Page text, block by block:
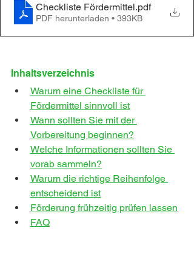
Checkliste Fördermittel.pdf
PDF herunterladen • 393KB
Inhaltsverzeichnis
Warum eine Checkliste für
Fördermittel sinnvoll ist
Wann sollten Sie mit der
Vorbereitung beginnen?
Welche Informationen sollten Sie
vorab sammeln?
Warum die richtige Reihenfolge
entscheidend ist
Förderung frühzeitig prüfen lassen
FAQ